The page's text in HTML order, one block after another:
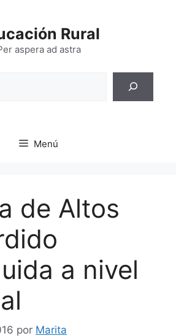
Rural
aspera ad astra
Menú
de Altos
a nivel
por Marita